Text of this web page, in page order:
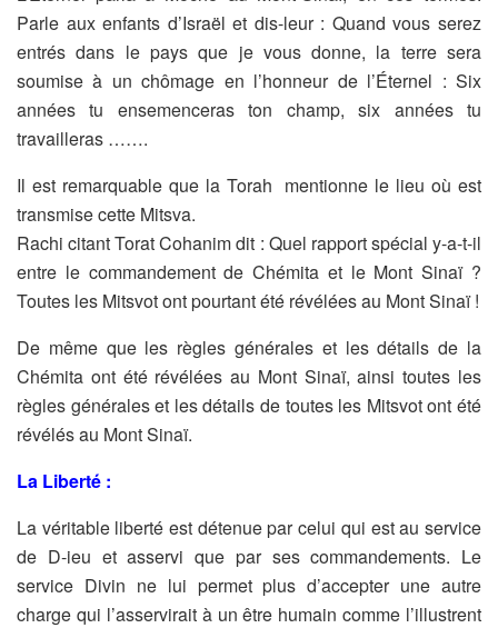
Parle auxenfants d’Israël et dis-leur : Quand vous serez
entrés dans le paysque je vous donne, la terre sera
soumise à un chômage en l’honneur de l’Éternel : Six
années tu ensemenceras ton champ, six années tu
travailleras …….
Il est remarquable que la Torah mentionne le lieu où est
transmisecette Mitsva.
Rachi citant Torat Cohanim dit : Quel rapport spécial y-a-t-il
entre le commandement de Chémita et le Mont Sinaï ?
Toutes les Mitsvot ont pourtant été révélées au MontSinaï !
De même que les règles générales et les détails de la
Chémita ont été révélées au Mont Sinaï, ainsi toutes les
règles générales et lesdétails de toutes les Mitsvot ont été
révélés au Mont Sinaï.
La Liberté :
La véritable liberté est détenue par celui qui est au service
de D-ieu et asservi que par ses commandements. Le
service Divin ne lui permet plus d’accepter une autre
charge qui l’asservirait à un être humain comme l’illustrent